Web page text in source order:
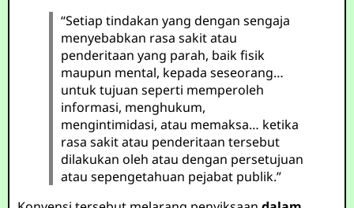
“Setiap tindakan yang dengan sengaja
menyebabkan rasa sakit atau
penderitaan yang parah, baik fisik
maupun mental, kepada seseorang…
untuk tujuan seperti memperoleh
informasi, menghukum,
mengintimidasi, atau memaksa… ketika
rasa sakit atau penderitaan tersebut
dilakukan oleh atau dengan persetujuan
atau sepengetahuan pejabat publik.”